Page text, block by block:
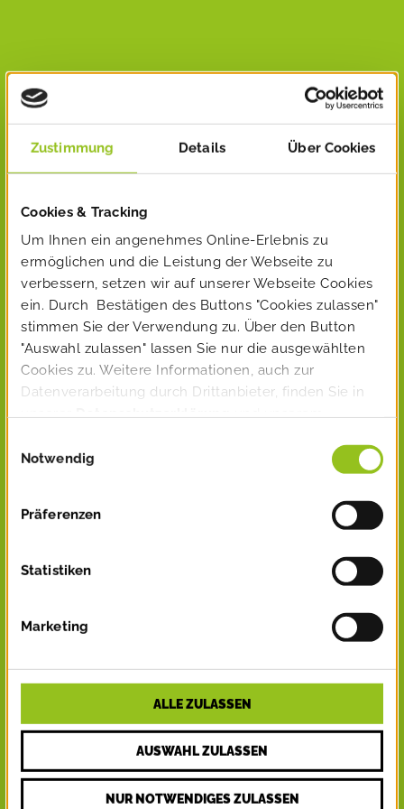
Zustimmung Details Über Cookies
Cookies & Tracking
Um Ihnen ein angenehmes Online-Erlebnis zu
ermöglichen und die Leistung der Webseite zu
verbessern, setzen wir auf unserer Webseite Cookies
ein. Durch Bestätigen des Buttons "Cookies zulassen"
stimmen Sie der Verwendung zu. Über den Button
"Auswahl zulassen" lassen Sie nur die ausgewählten
Cookies zu. Weitere Informationen, auch zur
Datenverarbeitung durch Drittanbieter, finden Sie in
unsererDatenschutzerklärungund unserem
Notwendig
Präferenzen
Statistiken
Marketing
ALLE ZULASSEN
AUSWAHL ZULASSEN
NUR NOTWENDIGES ZULASSEN